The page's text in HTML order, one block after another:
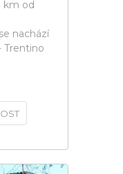
km od
nachází
Trentino